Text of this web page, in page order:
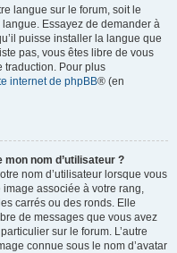
langue sur le forum, soit le
langue. Essayez de demander à
puisse installer la langue que
pas, vous êtes libre de vous
traduction. Pour plus
internet de phpBB® (en
nom d’utilisateur ?
nom d’utilisateur lorsque vous
associée à votre rang,
carrés ou des ronds. Elle
de messages que vous avez
sur le forum. L’autre
connue sous le nom d’avatar